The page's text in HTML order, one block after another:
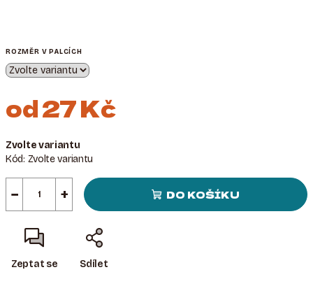
ROZMĚR V PALCÍCH
od27 Kč
cena:
Zvolte variantu
Kód: Zvolte variantu
+
− DO KOŠÍKU
Zeptat se Sdílet